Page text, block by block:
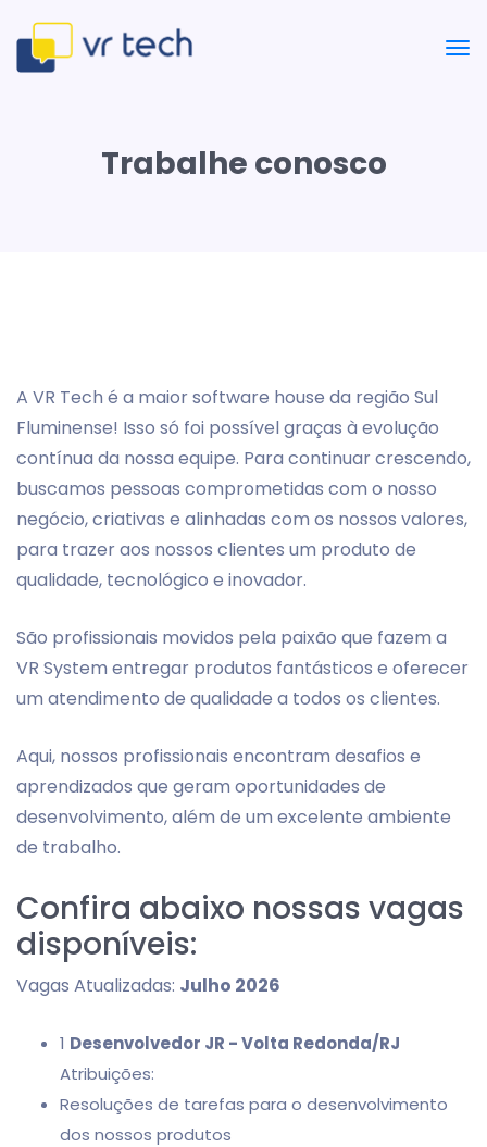
Trabalhe conosco
A VR Tech é a maior software house da região Sul
Fluminense! Isso só foi possível graças à evolução
contínua da nossa equipe. Para continuar crescendo,
buscamos pessoas comprometidas com o nosso
negócio, criativas e alinhadas com os nossos valores,
para trazer aos nossos clientes um produto de
qualidade, tecnológico e inovador.
São profissionais movidos pela paixão que fazem a
VR System entregar produtos fantásticos e oferecer
um atendimento de qualidade a todos os clientes.
Aqui, nossos profissionais encontram desafios e
aprendizados que geram oportunidades de
desenvolvimento, além de um excelente ambiente
de trabalho.
Confira abaixo nossas vagas
disponíveis:
Vagas Atualizadas: Julho 2026
1 Desenvolvedor JR - Volta Redonda/RJ
Atribuições:
Resoluções de tarefas para o desenvolvimento
dos nossos produtos